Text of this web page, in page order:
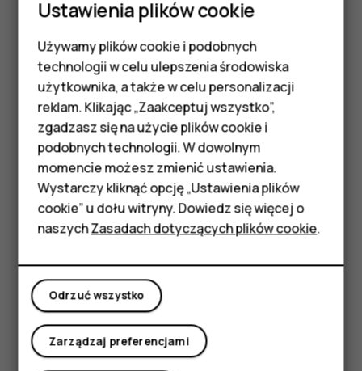
Smartfony
Telefony z funkcjami
podstawowymi
Akcesoria
HMD Terra M
Tablety
Moje konto
Odczytywanie i odpowiadanie na wiadomości e-
DotknijGmail.
Dotknij wiadomości, którą chcesz odczytać.
Aby odpowiedzieć na wiadomości, dotknij
> Odpowiedz wszystkim.
Usuwanie wiadomości e-mail
DotknijGmail.
Dotknij wiadomości, którą chcesz usunąć, a
Aby usunąć kilka wiadomości na raz, dotknij okręgu z
inicjałem odbiorców, aby wybrać wiadomości i
dotknij
.
Ustawienia plików cookie
Używamy plików cookie i podobnych
technologii w celu ulepszenia środowiska
użytkownika, a także w celu personalizacji
reklam. Klikając „Zaakceptuj wszystko”,
zgadzasz się na użycie plików cookie i
podobnych technologii. W dowolnym
momencie możesz zmienić ustawienia.
Wystarczy kliknąć opcję „Ustawienia plików
cookie” u dołu witryny. Dowiedz się więcej o
naszychZasadach dotyczących plików cookie.
Odrzuć wszystko
Zarządzaj preferencjami